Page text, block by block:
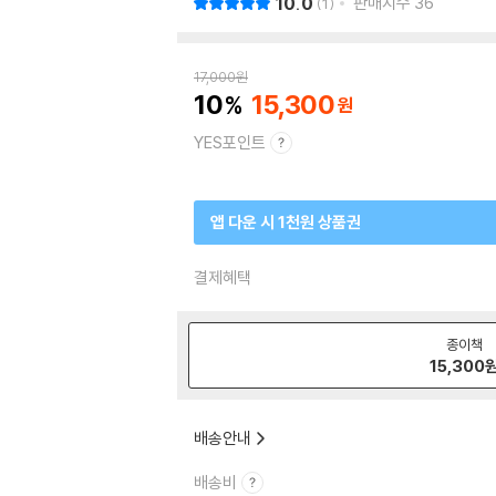
17,000원
10 15,300
YES포인트
앱 다운 시 1천원 상품권
결제혜택
종이책
15,300
배송안내
배송비